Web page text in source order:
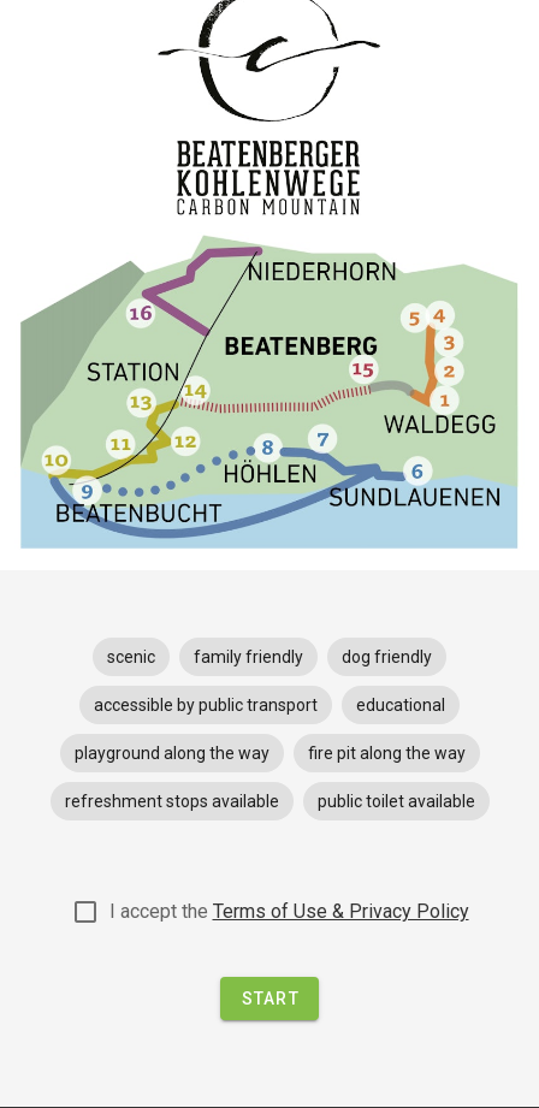
scenic family friendly dog friendly
accessible by public transport educational
playground along the way fire pit along the way
refreshment stops available public toilet available
I accept the Terms of Use & Privacy Policy
START